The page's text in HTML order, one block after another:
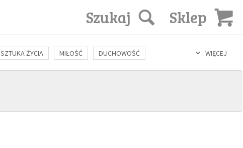
Sklep
Szukaj
WIĘCEJ
SZTUKA ŻYCIA MIŁOŚĆ DUCHOWOŚĆ
FILOZOFIA KULTURA ŚWIĘCI SEKS IN VITRO